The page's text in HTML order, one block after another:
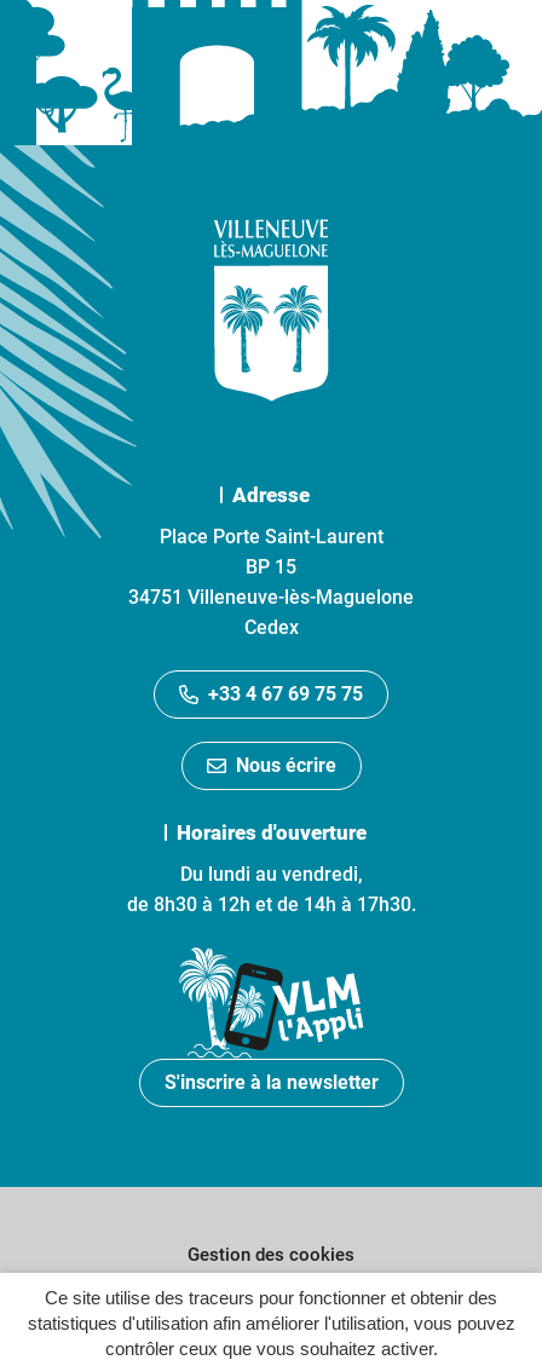
Ce site utilise des traceurs pour fonctionner et obtenir des
statistiques d'utilisation afin améliorer l'utilisation, vous pouvez
contrôler ceux que vous souhaitez activer.
Adresse
Place Porte Saint-Laurent
BP 15
34751 Villeneuve-lès-Maguelone
Cedex
+33 4 67 69 75 75
Nous écrire
Horaires d'ouverture
Du lundi au vendredi,
de 8h30 à 12h et de 14h à 17h30.
S'inscrire à la newsletter
Gestion des cookies
Plan du site
Politique de confidentialité